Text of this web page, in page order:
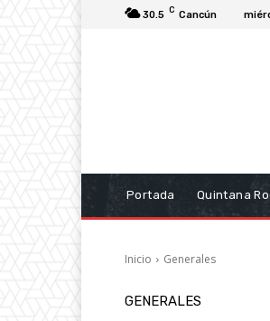
30.5 C Cancún
Portada Quintana
Inicio Generales
GENERALES